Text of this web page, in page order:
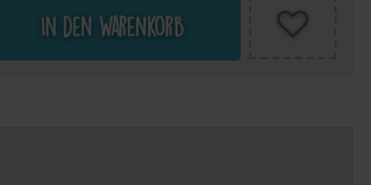
In den Warenkorb